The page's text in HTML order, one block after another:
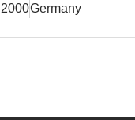
2000Germany